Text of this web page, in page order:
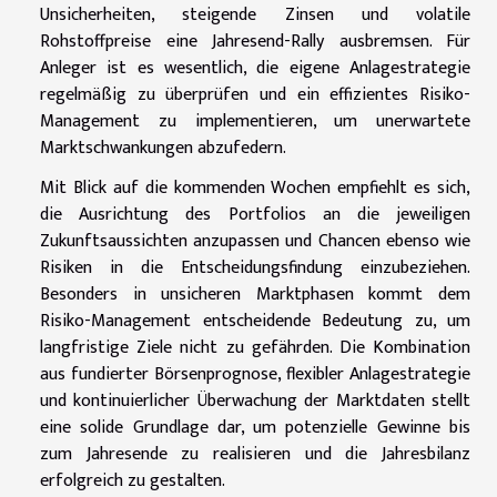
Unsicherheiten, steigende Zinsen und volatile
Rohstoffpreise eine Jahresend-Rally ausbremsen. Für
Anleger ist es wesentlich, die eigene Anlagestrategie
regelmäßig zu überprüfen und ein effizientes Risiko-
Management zu implementieren, um unerwartete
Marktschwankungen abzufedern.
Mit Blick auf die kommenden Wochen empfiehlt es sich,
die Ausrichtung des Portfolios an die jeweiligen
Zukunftsaussichten anzupassen und Chancen ebenso wie
Risiken in die Entscheidungsfindung einzubeziehen.
Besonders in unsicheren Marktphasen kommt dem
Risiko-Management entscheidende Bedeutung zu, um
langfristige Ziele nicht zu gefährden. Die Kombination
aus fundierter Börsenprognose, flexibler Anlagestrategie
und kontinuierlicher Überwachung der Marktdaten stellt
eine solide Grundlage dar, um potenzielle Gewinne bis
zum Jahresende zu realisieren und die Jahresbilanz
erfolgreich zu gestalten.